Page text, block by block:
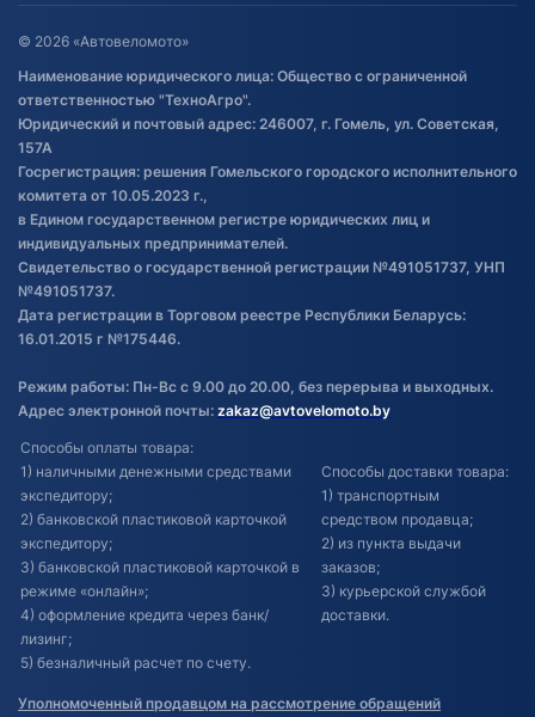
Оставить отзыв
Договор публичной оферты
Обработка файлов cookie
Постановка транспорта на учет
Обновления в ЭПТС 2024
© 2026 «Автовеломото»
Наименование юридического лица: Общество с ограниченной
ответственностью "ТехноАгро".
Юридический и почтовый адрес: 246007, г. Гомель, ул. Советская,
157А
Госрегистрация: решения Гомельского городского исполнительного
комитета от 10.05.2023 г.,
в Едином государственном регистре юридических лиц и
индивидуальных предпринимателей.
Свидетельство о государственной регистрации №491051737, УНП
№491051737.
Дата регистрации в Торговом реестре Республики Беларусь:
16.01.2015 г №175446.
Режим работы: Пн-Вс с 9.00 до 20.00, без перерыва и выходных.
Адрес электронной почты: zakaz@avtovelomoto.by
Способы оплаты товара:
1) наличными денежными средствами
экспедитору;
2) банковской пластиковой карточкой
экспедитору;
3) банковской пластиковой карточкой в
режиме «онлайн»;
4) оформление кредита через банк/
лизинг;
5) безналичный расчет по счету.
Способы доставки товара:
1) транспортным
средством продавца;
2) из пункта выдачи
заказов;
3) курьерской службой
доставки.
Уполномоченный продавцом на рассмотрение обращений